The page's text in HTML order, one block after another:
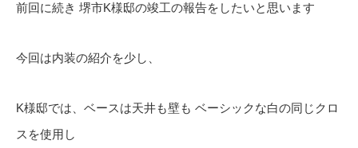
前回に続き 堺市K様邸の竣工の報告をしたいと思います
今回は内装の紹介を少し、
K様邸では、ベースは天井も壁も ベーシックな白の同じクロ
スを使用し